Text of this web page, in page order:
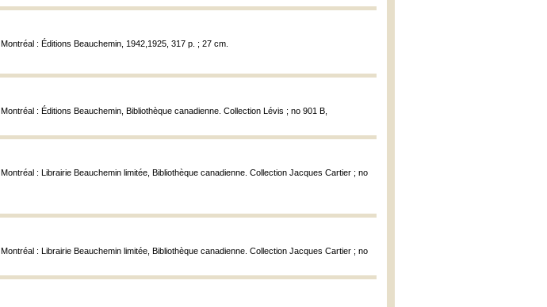
, Montréal : Éditions Beauchemin, 1942,1925, 317 p. ; 27 cm.
, Montréal : Éditions Beauchemin, Bibliothèque canadienne. Collection Lévis ; no 901 B,
, Montréal : Librairie Beauchemin limitée, Bibliothèque canadienne. Collection Jacques Cartier ; no
, Montréal : Librairie Beauchemin limitée, Bibliothèque canadienne. Collection Jacques Cartier ; no